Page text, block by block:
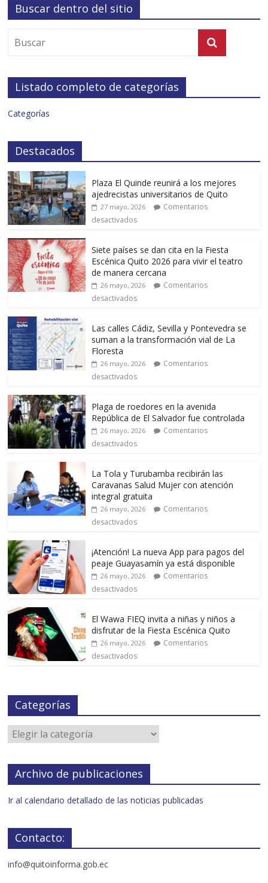
Buscar dentro del sitio
Listado completo de categorías
Categorías
Destacados
Plaza El Quinde reunirá a los mejores
ajedrecistas universitarios de Quito
27 mayo, 2026
Comentarios
desactivados
Siete países se dan cita en la Fiesta
Escénica Quito 2026 para vivir el teatro
de manera cercana
26 mayo, 2026
Comentarios
desactivados
Las calles Cádiz, Sevilla y Pontevedra se
suman a la transformación vial de La
Floresta
26 mayo, 2026
Comentarios
desactivados
Plaga de roedores en la avenida
República de El Salvador fue controlada
26 mayo, 2026
Comentarios
desactivados
La Tola y Turubamba recibirán las
Caravanas Salud Mujer con atención
integral gratuita
26 mayo, 2026
Comentarios
desactivados
¡Atención! La nueva App para pagos del
peaje Guayasamín ya está disponible
26 mayo, 2026
Comentarios
desactivados
El Wawa FIEQ invita a niñas y niños a
disfrutar de la Fiesta Escénica Quito
26 mayo, 2026
Comentarios
desactivados
Categorías
Archivo de publicaciones
Ir al calendario detallado de las noticias publicadas
Contacto:
info@quitoinforma.gob.ec